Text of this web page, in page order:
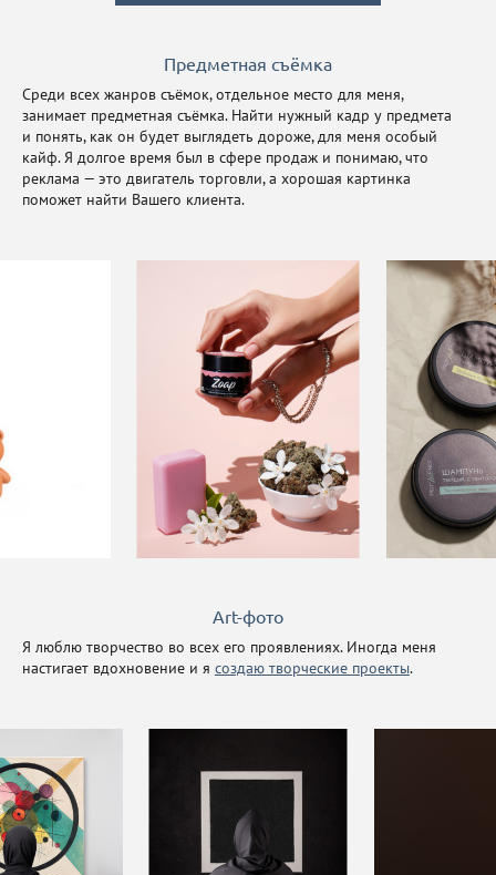
Предметная съёмка
Среди всех жанров съёмок, отдельное место для меня,
занимает предметная съёмка. Найти нужный кадр у предмета
и понять, как он будет выглядеть дороже, для меня особый
кайф. Я долгое время был в сфере продаж и понимаю, что
реклама — это двигатель торговли, а хорошая картинка
поможет найти Вашего клиента.
Art-фото
Я люблю творчество во всех его проявлениях. Иногда меня
настигает вдохновение и я создаю творческие проекты.